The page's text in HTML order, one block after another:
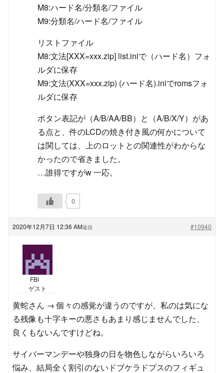
M8:ハード名/分類名/ファイル
M9:分類名/ハード名/ファイル
リストファイル
M8:文法[XXX=xxx.zip] list.iniで（ハード名）フォ
ルダに保存
M9:文法(XXX=xxx.zip) (ハード名).iniでromsフォ
ルダに保存
ボタン表記が（A/B/AA/BB）と（A/B/X/Y）があ
る点と、件のLCDの焼き付き風の何かについて
は関しては、上のロットとの関連性がわからな
かったので省きました。
…誰得ですがw 一応。
0
2020年12月7日 12:36 AM #10940
返信
FBI
ゲスト
黄蛇さん → 個々の感覚が違うのですが、私のは気にな
る残像も十字キーの悪さもあまり感じませんでした、
良くもないんですけどね。
サイバーマンデーや独身の日を物色しながらいろいろ
悩み、結局全く割引のないドブケラドプスのフィギュ